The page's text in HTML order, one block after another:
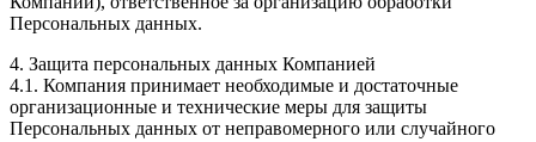
Персональных данных.
4. Защита персональных данных Компанией
4.1. Компания принимает необходимые и достаточные
организационные и технические меры для защиты
Персональных данных от неправомерного или случайного